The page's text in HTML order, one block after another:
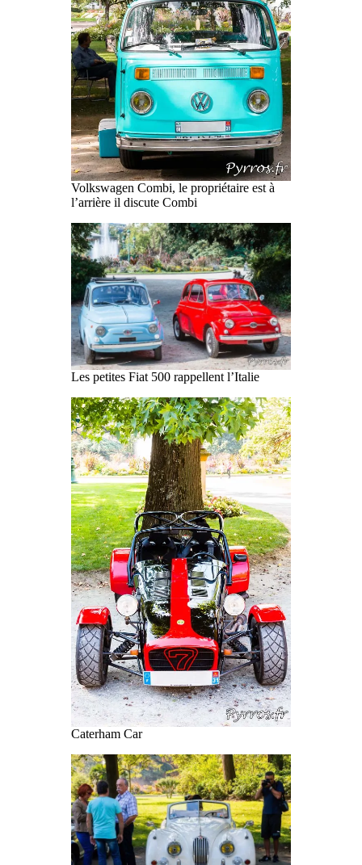
Volkswagen Combi, le propriétaire est à
l’arrière il discute Combi
Les petites Fiat 500 rappellent l’Italie
Caterham Car